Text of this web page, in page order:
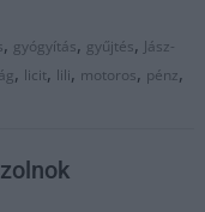
, gyógyítás, gyűjtés, Jász-
, licit, lili, motoros, pénz,